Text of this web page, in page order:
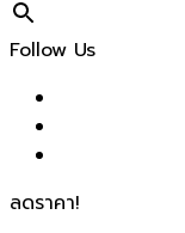
Follow Us
ลดราคา!